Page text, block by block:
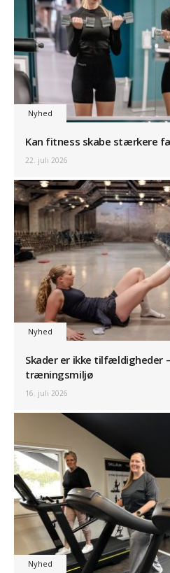
Nyhed
Kan fitness skabe stærkere
22. juli 2026
Nyhed
Skader er ikke tilfældigheder
træningsmiljø
16. juli 2026
Nyhed